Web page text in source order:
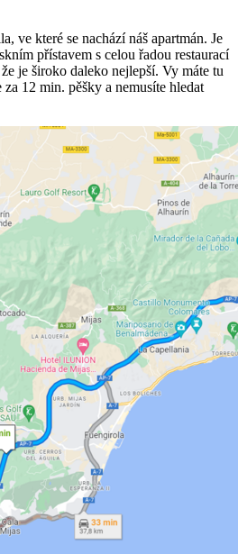
ve které se nachází náš apartmán. Je
přístavem s celou řadou restaurací
je široko daleko nejlepší. Vy máte tu
12 min. pěšky a nemusíte hledat